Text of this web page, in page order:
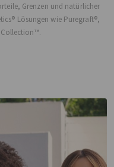
Grenzen und natürlicher
Lösungen wie Puregraft®,